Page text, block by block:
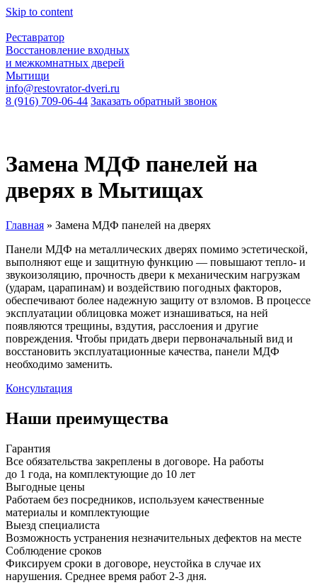
Skip to content
Реставратор
Восстановление входных
и межкомнатных дверей
Мытищи
info@restovrator-dveri.ru
8 (916) 709-06-44 Заказать обратный звонок
Замена МДФ панелей на
дверях в Мытищах
Главная » Замена МДФ панелей на дверях
Панели МДФ на металлических дверях помимо эстетической,
выполняют еще и защитную функцию — повышают тепло- и
звукоизоляцию, прочность двери к механическим нагрузкам
(ударам, царапинам) и воздействию погодных факторов,
обеспечивают более надежную защиту от взломов. В процессе
эксплуатации облицовка может изнашиваться, на ней
появляются трещины, вздутия, расслоения и другие
повреждения. Чтобы придать двери первоначальный вид и
восстановить эксплуатационные качества, панели МДФ
необходимо заменить.
Консультация
Наши преимущества
Гарантия
Все обязательства закреплены в договоре. На работы
до 1 года, на комплектующие до 10 лет
Выгодные цены
Работаем без посредников, используем качественные
материалы и комплектующие
Выезд специалиста
Возможность устранения незначительных дефектов на месте
Соблюдение сроков
Фиксируем сроки в договоре, неустойка в случае их
нарушения. Среднее время работ 2-3 дня.